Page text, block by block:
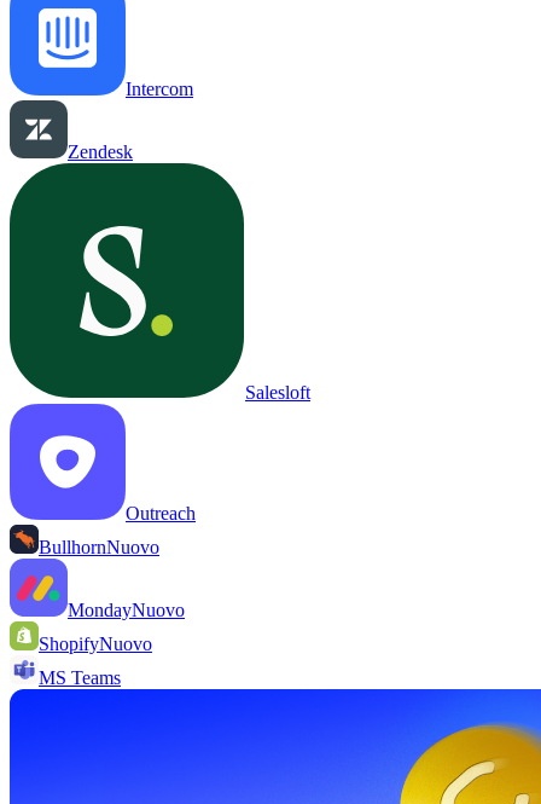
Intercom
Zendesk
Salesloft
Outreach
BullhornNuovo
MondayNuovo
ShopifyNuovo
MS Teams